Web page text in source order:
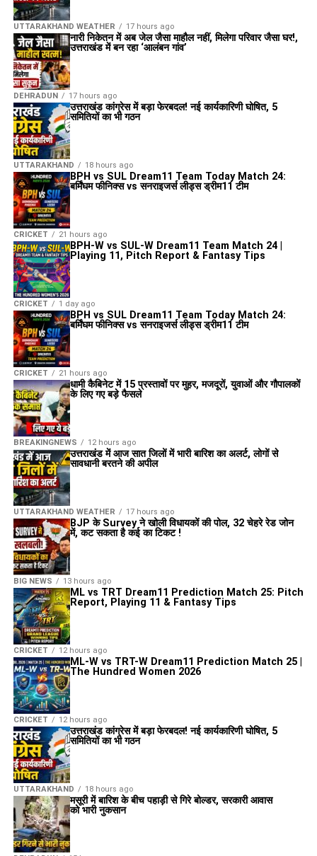
UTTARAKHAND WEATHER 17 hours ago
DEHRADUN 17 hours ago
नारी निकेतन में अब जेल जैसा माहौल नहीं, मिलेगा परिवार जैसा घर!,
उत्तराखंड में बन रहा ‘आलंबन गांव’
UTTARAKHAND 18 hours ago
उत्तराखंड कांग्रेस में बड़ा फेरबदल! नई कार्यकारिणी घोषित, 5
समितियों का भी गठन
CRICKET 21 hours ago
BPH vs SUL Dream11 Team Today Match 24:
बर्मिंघम फीनिक्स vs सनराइजर्स लीड्स ड्रीम11 टीम
CRICKET 1 day ago
BPH-W vs SUL-W Dream11 Team Match 24 |
Playing 11, Pitch Report & Fantasy Tips
CRICKET 21 hours ago
BPH vs SUL Dream11 Team Today Match 24:
बर्मिंघम फीनिक्स vs सनराइजर्स लीड्स ड्रीम11 टीम
BREAKINGNEWS 12 hours ago
धामी कैबिनेट में 15 प्रस्तावों पर मुहर, मजदूरों, युवाओं और गौपालकों
के लिए गए बड़े फैसले
UTTARAKHAND WEATHER 17 hours ago
उत्तराखंड में आज सात जिलों में भारी बारिश का अलर्ट, लोगों से
सावधानी बरतने की अपील
BIG NEWS 13 hours ago
BJP के Survey ने खोली विधायकों की पोल, 32 चेहरे रेड जोन
में, कट सकता है कई का टिकट !
CRICKET 12 hours ago
ML vs TRT Dream11 Prediction Match 25: Pitch
Report, Playing 11 & Fantasy Tips
CRICKET 12 hours ago
ML-W vs TRT-W Dream11 Prediction Match 25 |
The Hundred Women 2026
UTTARAKHAND 18 hours ago
उत्तराखंड कांग्रेस में बड़ा फेरबदल! नई कार्यकारिणी घोषित, 5
समितियों का भी गठन
मसूरी में बारिश के बीच पहाड़ी से गिरे बोल्डर, सरकारी आवास
को भारी नुकसान